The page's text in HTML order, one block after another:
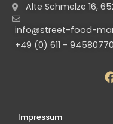
Alte Schmelze 16,
info@street-food-
+49 (0) 611 - 94580770
Impressum